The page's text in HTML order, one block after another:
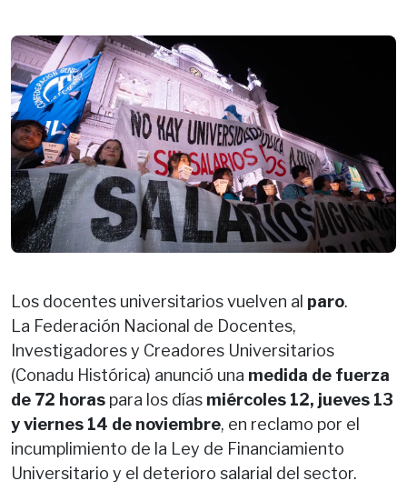
Los docentes universitarios vuelven al paro.
La Federación Nacional de Docentes,
Investigadores y Creadores Universitarios
(Conadu Histórica) anunció una medida de fuerza
de 72 horas para los días miércoles 12, jueves 13
y viernes 14 de noviembre, en reclamo por el
incumplimiento de la Ley de Financiamiento
Universitario y el deterioro salarial del sector.